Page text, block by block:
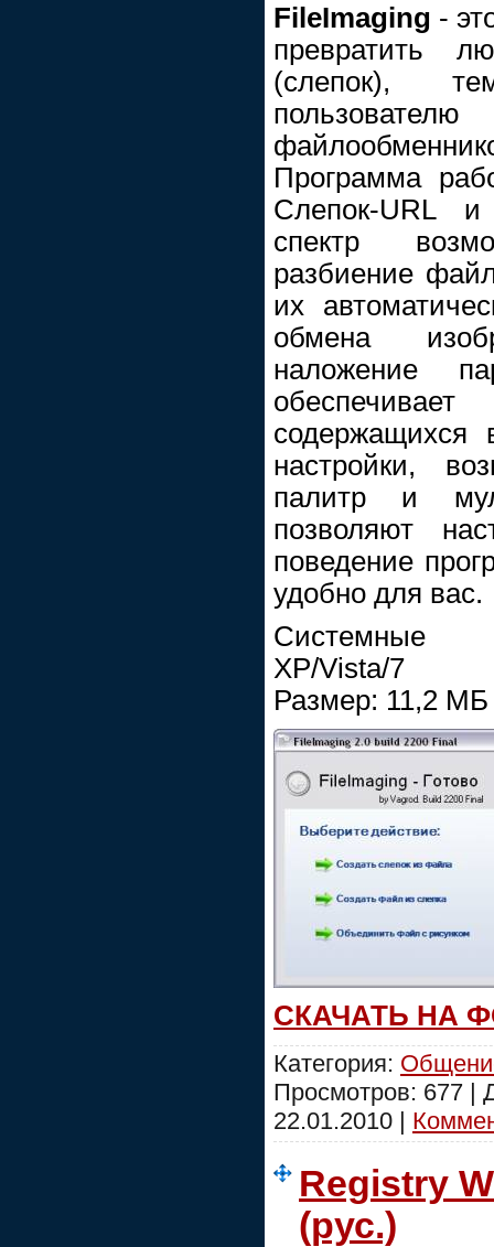
FileImaging -
превратить
(слепок),
Программа
Слепок-URL и
спектр
разбиение
их
обмена
наложение
содержащихся
настройки,
палитр и
позволяют
поведение
удобно для вас.
Системные
XP/Vista/7
Размер: 11,2 МБ
СКАЧАТЬ НА
Категория:
Просмотров: 677 |
22.01.2010
Registry
(рус.)